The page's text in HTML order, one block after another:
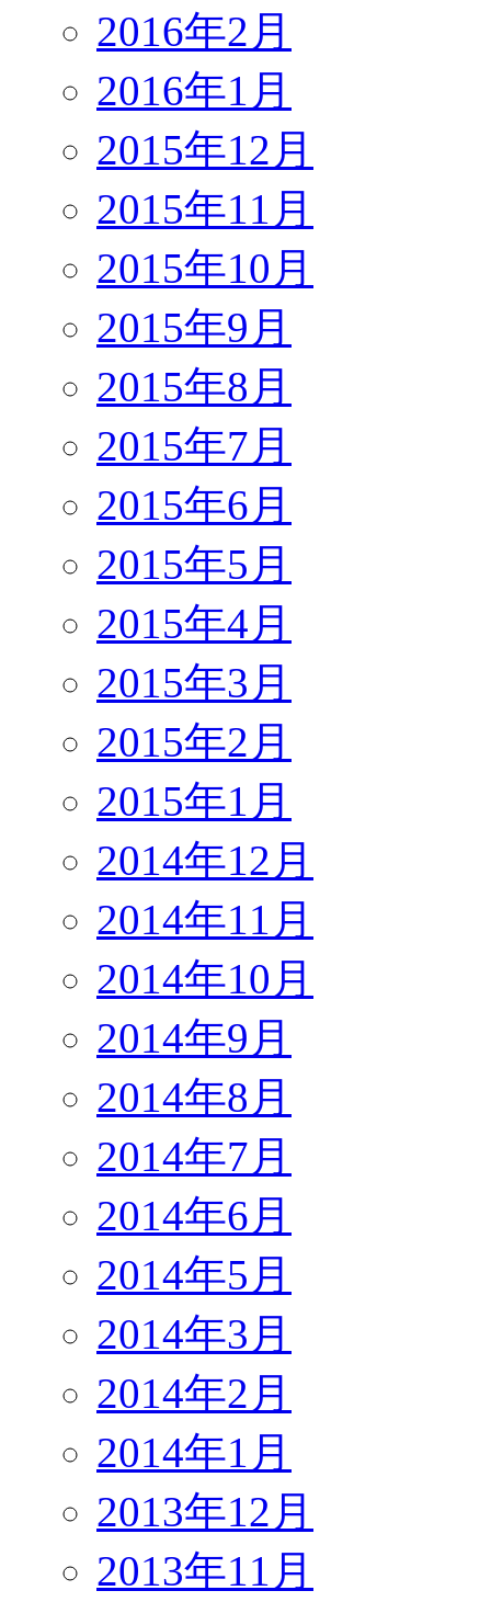
2016年2月
2016年1月
2015年12月
2015年11月
2015年10月
2015年9月
2015年8月
2015年7月
2015年6月
2015年5月
2015年4月
2015年3月
2015年2月
2015年1月
2014年12月
2014年11月
2014年10月
2014年9月
2014年8月
2014年7月
2014年6月
2014年5月
2014年3月
2014年2月
2014年1月
2013年12月
2013年11月